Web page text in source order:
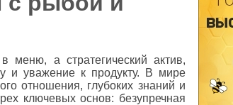
меню, а стратегический актив,
и уважение к продукту. В мире
отношения, глубоких знаний и
ключевых основ: безупречная